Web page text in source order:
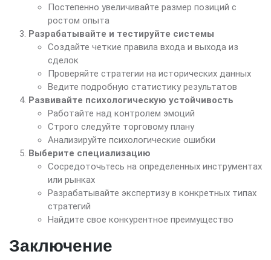
Постепенно увеличивайте размер позиций с
ростом опыта
Разрабатывайте и тестируйте системы
Создайте четкие правила входа и выхода из
сделок
Проверяйте стратегии на исторических данных
Ведите подробную статистику результатов
Развивайте психологическую устойчивость
Работайте над контролем эмоций
Строго следуйте торговому плану
Анализируйте психологические ошибки
Выберите специализацию
Сосредоточьтесь на определенных инструментах
или рынках
Разрабатывайте экспертизу в конкретных типах
стратегий
Найдите свое конкурентное преимущество
Заключение